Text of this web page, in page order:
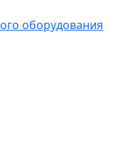
оборудования